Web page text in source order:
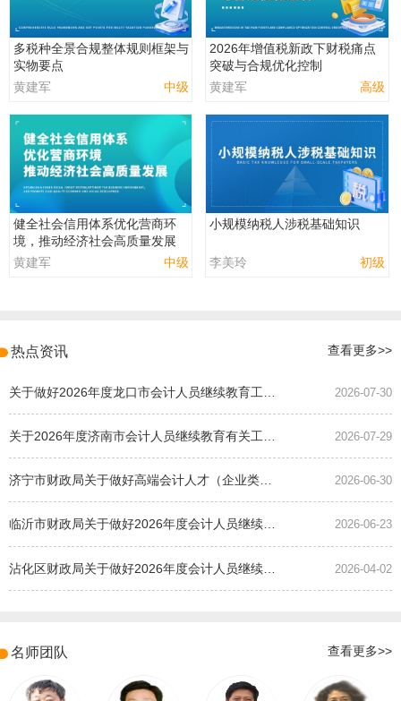
多税种全景合规整体规则框架与
实物要点
黄建军
中级
2026年增值税新政下财税痛点
突破与合规优化控制
黄建军
高级
健全社会信用体系优化营商环
境，推动经济社会高质量发展
黄建军
中级
小规模纳税人涉税基础知识
李美玲 初级
热点资讯 查看更多>>
2026-07-30
2026-07-29
济宁市财政局关于做好高端会计人才（企业类）培养班选拔工作的通知 2026-06-30
临沂市财政局关于做好2026年度会计人员继续教育有关工作的通知 2026-06-23
2026-04-02
名师团队 查看更多>>